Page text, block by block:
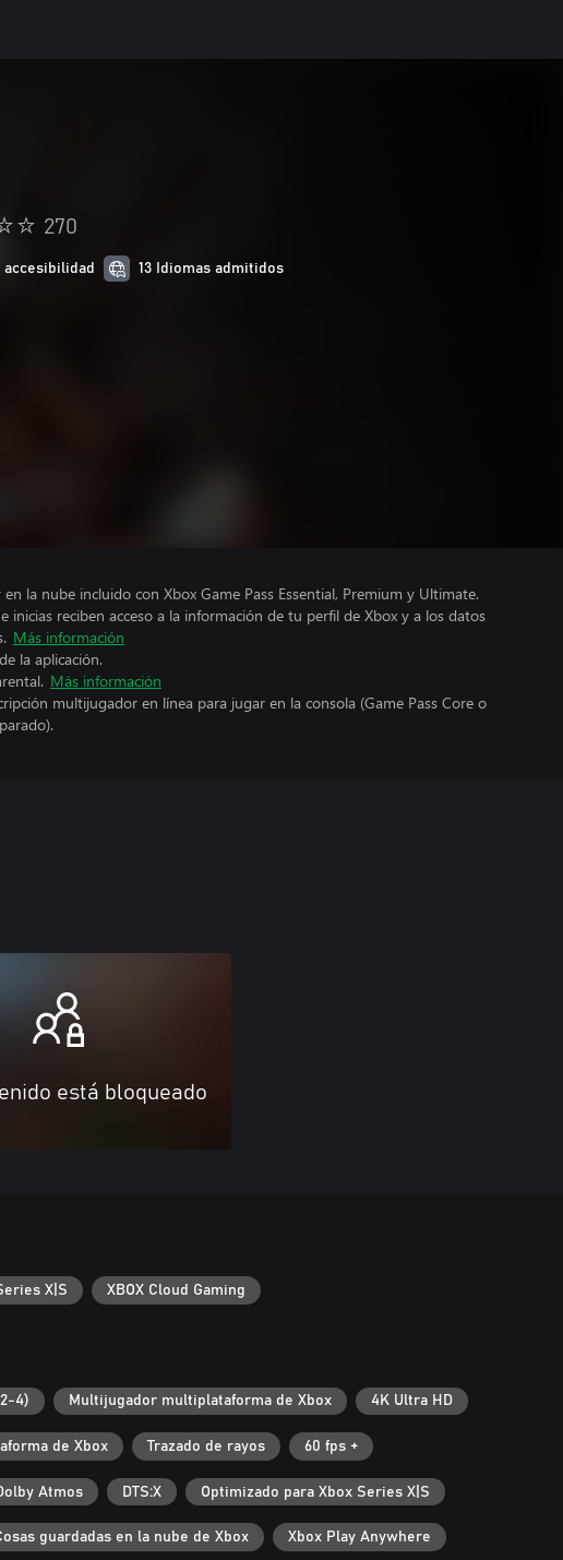
270
13 Idiomas admitidos
la nube incluido con Xbox Game Pass Essential, Premium y Ultimate.
inicias reciben acceso a la información de tu perfil de Xbox y a los datos
Más información
la aplicación.
Más información
multijugador en línea para jugar en la consola (Game Pass Core o
está bloqueado
X|S XBOX Cloud Gaming
4) Multijugador multiplataforma de Xbox 4K Ultra HD
de Xbox Trazado de rayos 60 fps +
Atmos DTS:X Optimizado para Xbox Series X|S
guardadas en la nube de Xbox Xbox Play Anywhere